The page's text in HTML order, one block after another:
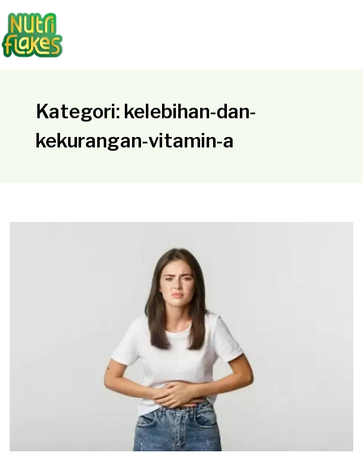
Kategori: kelebihan-dan-
kekurangan-vitamin-a